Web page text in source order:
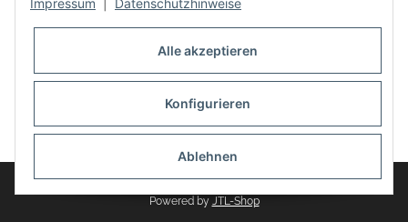
* Alle Preise inkl. gesetzlicher USt., zzgl.Versand
Powered by JTL-Shop
Impressum Datenschutzhinweise
Alle akzeptieren
Konfigurieren
Ablehnen